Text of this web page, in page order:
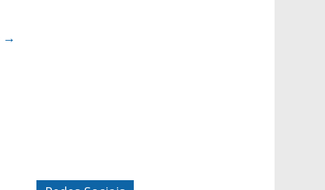
→